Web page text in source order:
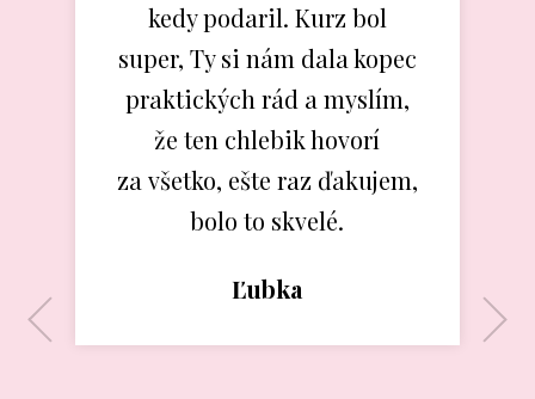
Mária
kedy podaril. Kurz bol
super, Ty si nám dala kopec
praktických rád a myslím,
že ten chlebik hovorí
za všetko, ešte raz ďakujem,
bolo to skvelé.
Ľubka
Milly
Marimeri
Stanka
Barbora
Beatka
Anna